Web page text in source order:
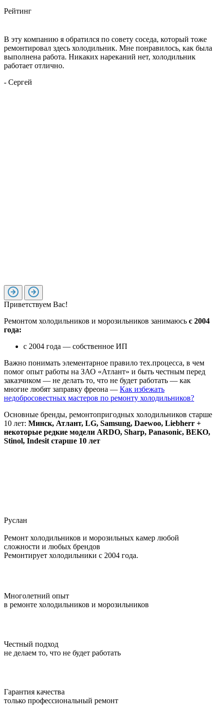
Рейтинг
В эту компанию я обратился по совету соседа, который тоже
ремонтировал здесь холодильник. Мне понравилось, как была
выполнена работа. Никаких нареканий нет, холодильник
работает отлично.
- Сергей
Приветствуем Вас!
Ремонтом холодильников и морозильников занимаюсь с 2004
года:
с 2004 года — собственное ИП
Важно понимать элементарное правило тех.процесса, в чем
помог опыт работы на ЗАО «Атлант» и быть честным перед
заказчиком — не делать то, что не будет работать — как
многие любят заправку фреона — Как избежать
недобросовестных мастеров по ремонту холодильников?
Основные бренды, ремонтопригодных холодильников старше
10 лет: Минск, Атлант, LG, Samsung, Daewoo, Liebherr +
некоторые редкие модели ARDO, Sharp, Panasonic, BEKO,
Stinol, Indesit старше 10 лет
Руслан
Ремонт холодильников и морозильных камер любой
сложности и любых брендов
Ремонтирует холодильники с 2004 года.
Многолетний опыт
в ремонте холодильников и морозильников
Честный подход
не делаем то, что не будет работать
Гарантия качества
только профессиональный ремонт